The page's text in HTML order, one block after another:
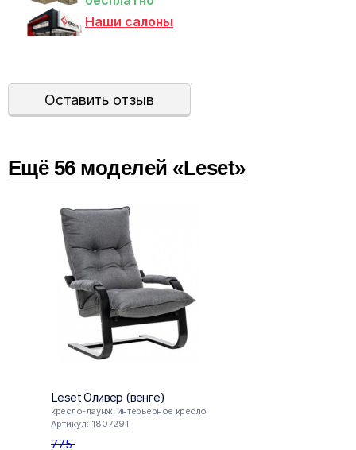
Наши салоны
Оставить отзыв
Ещё 56 моделей «Leset»
Leset Оливер (венге)
кресло-лаунж, интерьерное кресло
Артикул: 1807291
775